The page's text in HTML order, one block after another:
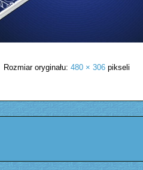
Rozmiar oryginału: 480 × 306pikseli